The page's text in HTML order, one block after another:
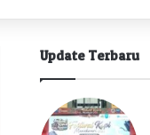
Update Terbaru